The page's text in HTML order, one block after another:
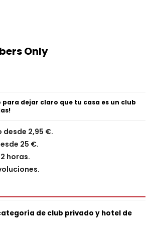
Only
para dejar claro que tu casa es un club
desde 2,95 €.
25 €.
horas.
de club privado y hotel de